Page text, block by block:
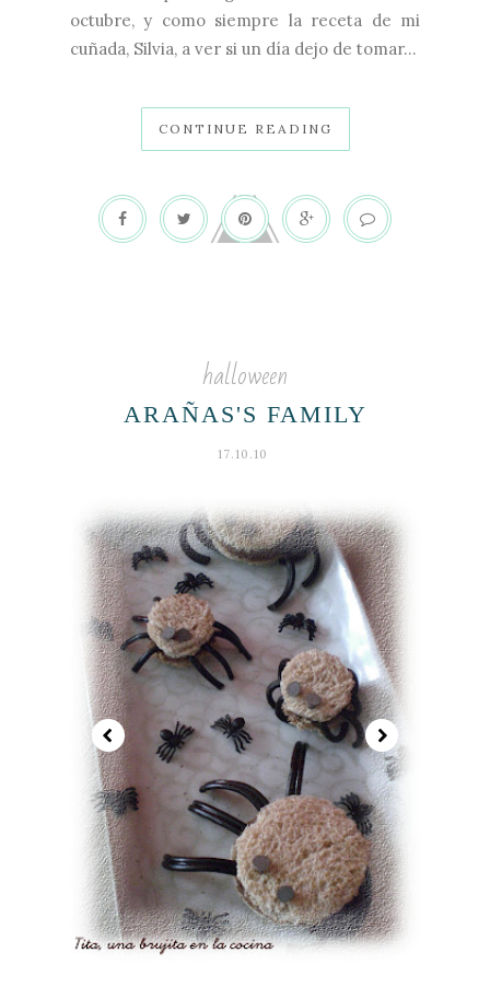
octubre, y como siempre la receta de mi
cuñada, Silvia, a ver si un día dejo de tomar...
CONTINUE READING
halloween
ARAÑAS'S FAMILY
17.10.10